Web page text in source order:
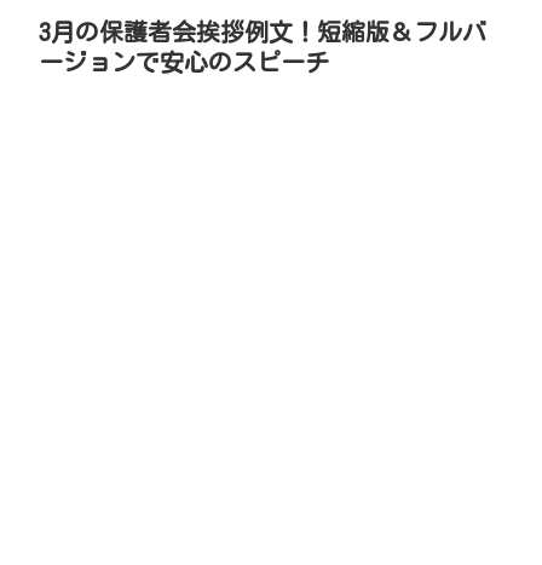
3月の保護者会挨拶例文！短縮版＆フルバ
ージョンで安心のスピーチ